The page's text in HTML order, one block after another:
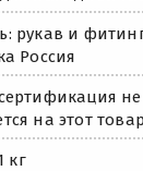
рукав и
Россия
не
на этот
кг